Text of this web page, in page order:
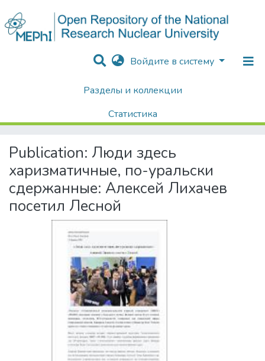
Войдите в систему
Разделы и коллекции
Статистика
Хроника Университета и упоминания в СМИ
Люди здесь харизматичные, по-уральски сдержанные: Алексей Лихачев посетил Лесной
Publication: Люди здесь
харизматичные, по-уральски
сдержанные: Алексей Лихачев
посетил Лесной